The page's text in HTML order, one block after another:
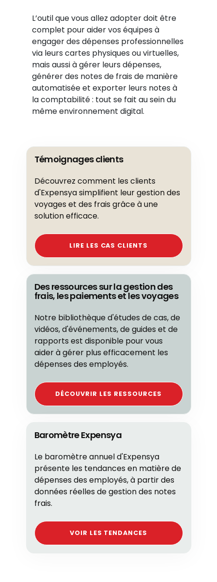
L’outil que vous allez adopter doit être
complet pour aider vos équipes à
engager des dépenses professionnelles
via leurs cartes physiques ou virtuelles,
mais aussi à gérer leurs dépenses,
générer des notes de frais de manière
automatisée et exporter leurs notes à
la comptabilité : tout se fait au sein du
même environnement digital.
Témoignages clients
Découvrez comment les clients
d'Expensya simplifient leur gestion des
voyages et des frais grâce à une
solution efficace.
LIRE LES CAS CLIENTS
Des ressources sur la gestion des
frais, les paiements et les voyages
Notre bibliothèque d'études de cas, de
vidéos, d'événements, de guides et de
rapports est disponible pour vous
aider à gérer plus efficacement les
dépenses des employés.
DÉCOUVRIR LES RESSOURCES
Baromètre Expensya
Le baromètre annuel d'Expensya
présente les tendances en matière de
dépenses des employés, à partir des
données réelles de gestion des notes
frais.
VOIR LES TENDANCES